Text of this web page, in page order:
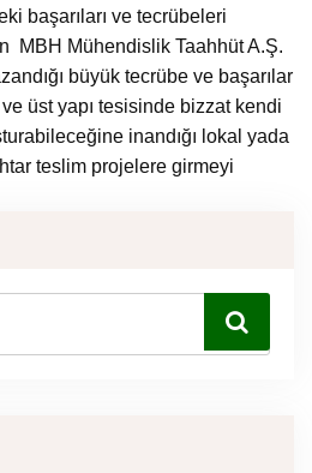
başarıları ve tecrübeleri
MBH Mühendislik Taahhüt A.Ş.
büyük tecrübe ve başarılar
üst yapı tesisinde bizzat kendi
inandığı lokal yada
teslim projelere girmeyi